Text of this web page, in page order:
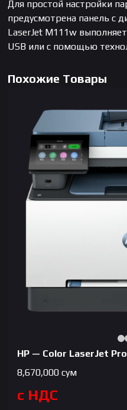
Для простой настройки
предусмотрена панель с
LaserJet M111w
USB или с помощью
Похожие Товары
HP — Color LaserJet
8,670,000 сум
с НДС